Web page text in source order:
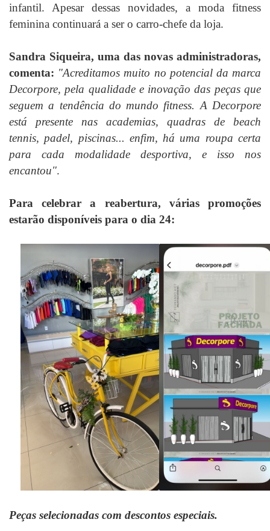
infantil. Apesar dessas novidades, a moda fitness
feminina continuará a ser o carro-chefe da loja.
Sandra Siqueira, uma das novas administradoras,
comenta: "Acreditamos muito no potencial da marca
Decorpore, pela qualidade e inovação das peças que
seguem a tendência do mundo fitness. A Decorpore
está presente nas academias, quadras de beach
tennis, padel, piscinas... enfim, há uma roupa certa
para cada modalidade desportiva, e isso nos
encantou".
Para celebrar a reabertura, várias promoções
estarão disponíveis para o dia 24:
Peças selecionadas com descontos especiais.